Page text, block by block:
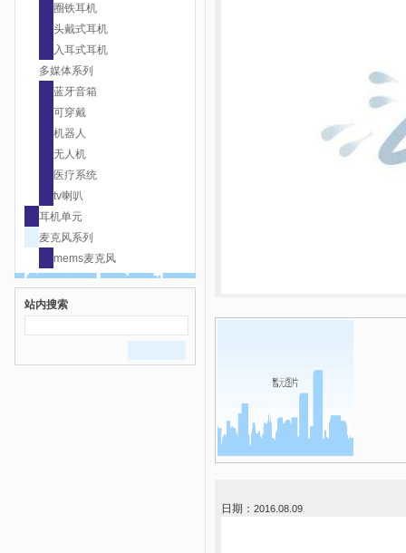
圈铁耳机
头戴式耳机
入耳式耳机
多媒体系列
蓝牙音箱
可穿戴
机器人
无人机
医疗系统
tv喇叭
耳机单元
麦克风系列
mems麦克风
站内搜索
日期： 2016.08.09